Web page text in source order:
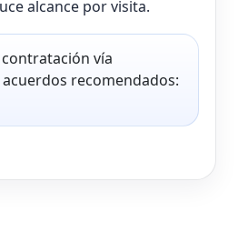
alcance por visita.
vía
recomendados: